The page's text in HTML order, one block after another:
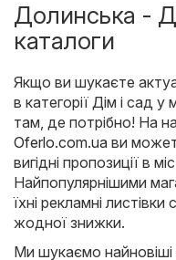
Долинська -
каталоги
Якщо ви шукаєте
в категорії Дім і сад
там, де потрібно! На
Oferlo.com.ua ви
вигідні пропозиції в
Найпопулярнішими
їхні рекламні
жодної знижки.
Ми шукаємо найновіші